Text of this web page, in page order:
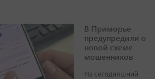
В Приморье
предупредили о
новой схеме
мошенников
На сегодняшний